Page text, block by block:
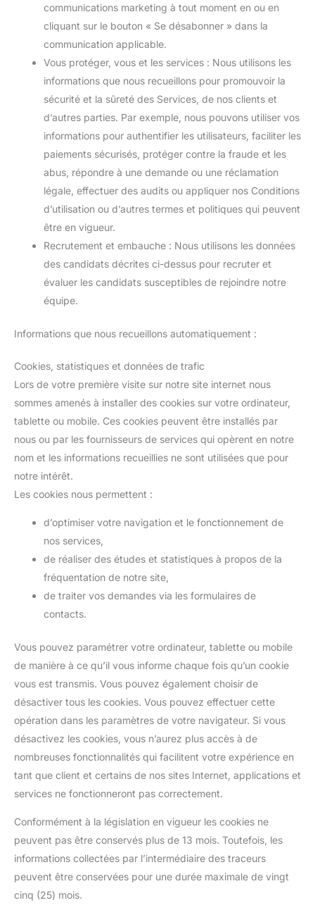
communications marketing à tout moment en ou en
cliquant sur le bouton « Se désabonner » dans la
communication applicable.
Vous protéger, vous et les services : Nous utilisons les
informations que nous recueillons pour promouvoir la
sécurité et la sûreté des Services, de nos clients et
d’autres parties. Par exemple, nous pouvons utiliser vos
informations pour authentifier les utilisateurs, faciliter les
paiements sécurisés, protéger contre la fraude et les
abus, répondre à une demande ou une réclamation
légale, effectuer des audits ou appliquer nos Conditions
d’utilisation ou d’autres termes et politiques qui peuvent
être en vigueur.
Recrutement et embauche : Nous utilisons les données
des candidats décrites ci-dessus pour recruter et
évaluer les candidats susceptibles de rejoindre notre
équipe.
Informations que nous recueillons automatiquement :
Cookies, statistiques et données de trafic
Lors de votre première visite sur notre site internet nous
sommes amenés à installer des cookies sur votre ordinateur,
tablette ou mobile. Ces cookies peuvent être installés par
nous ou par les fournisseurs de services qui opèrent en notre
nom et les informations recueillies ne sont utilisées que pour
notre intérêt.
Les cookies nous permettent :
d’optimiser votre navigation et le fonctionnement de
nos services,
de réaliser des études et statistiques à propos de la
fréquentation de notre site,
de traiter vos demandes via les formulaires de
contacts.
Vous pouvez paramétrer votre ordinateur, tablette ou mobile
de manière à ce qu’il vous informe chaque fois qu’un cookie
vous est transmis. Vous pouvez également choisir de
désactiver tous les cookies. Vous pouvez effectuer cette
opération dans les paramètres de votre navigateur. Si vous
désactivez les cookies, vous n’aurez plus accès à de
nombreuses fonctionnalités qui facilitent votre expérience en
tant que client et certains de nos sites Internet, applications et
services ne fonctionneront pas correctement.
Conformément à la législation en vigueur les cookies ne
peuvent pas être conservés plus de 13 mois. Toutefois, les
informations collectées par l’intermédiaire des traceurs
peuvent être conservées pour une durée maximale de vingt
cinq (25) mois.